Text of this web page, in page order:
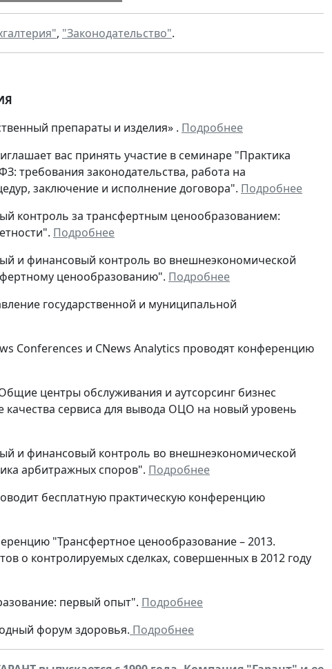
, "Законодательство".
препараты и изделия» . Подробнее
вас принять участие в семинаре "Практика
требования законодательства, работа на
заключение и исполнение договора". Подробнее
контроль за трансфертным ценообразованием:
Подробнее
и финансовый контроль во внешнеэкономической
ценообразованию". Подробнее
государственной и муниципальной
Conferences и CNews Analytics проводят конференцию
центры обслуживания и аутсорсинг бизнес
сервиса для вывода ОЦО на новый уровень
и финансовый контроль во внешнеэкономической
арбитражных споров". Подробнее
бесплатную практическую конференцию
"Трансфертное ценообразование – 2013.
о контролируемых сделках, совершенных в 2012 году
первый опыт". Подробнее
форум здоровья. Подробнее